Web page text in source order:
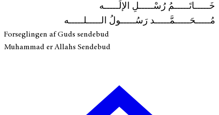
خَـــــاتَـــــمُ رُسْـــــلِ الإلَـــــه
مُـــــحَـــــمَّـــــد رَسُـــــولُ الـــــلـــــه
Forseglingen af Guds sendebud
Muhammad er Allahs Sendebud